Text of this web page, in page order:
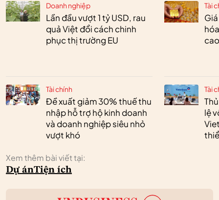
Doanh nghiệp
Lần đầu vượt 1 tỷ USD, rau
quả Việt đổi cách chinh
phục thị trường EU
Tài chính
Đề xuất giảm 30% thuế thu
nhập hỗ trợ hộ kinh doanh
và doanh nghiệp siêu nhỏ
vượt khó
Tài
Tài
lệ
Xem thêm bài viết tại:
Dự ánTiện ích